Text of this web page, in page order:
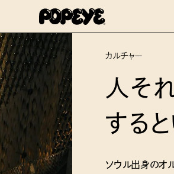
カルチャー
人そ
すると
ソウル出身のオ